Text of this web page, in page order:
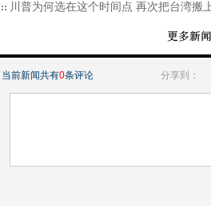
川普为何选在这个时间点 再次把台湾搬
当前新闻共有0条评论 分享到：